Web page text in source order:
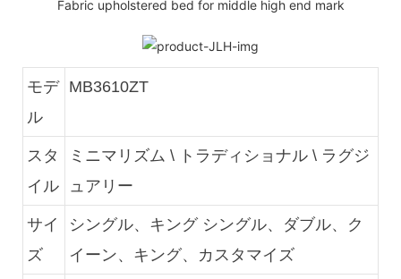
モデ
ル
MB3610ZT
スタ
イル
ミニマリズム \ トラディショナル \ ラグジ
ュアリー
サイ
ズ
シングル、キング シングル、ダブル、ク
イーン、キング、カスタマイズ